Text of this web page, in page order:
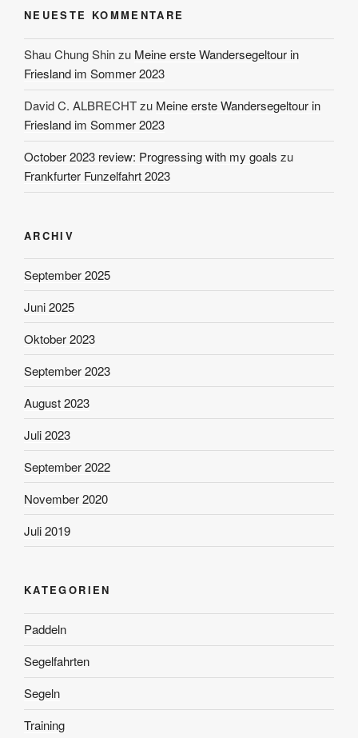
NEUESTE KOMMENTARE
Shau Chung Shinzu Meine erste Wandersegeltour in
Friesland im Sommer 2023
David C. ALBRECHTzu Meine erste Wandersegeltour in
Friesland im Sommer 2023
October 2023 review: Progressing with my goals zu
Frankfurter Funzelfahrt 2023
ARCHIV
September 2025
Juni 2025
Oktober 2023
September 2023
August 2023
Juli 2023
September 2022
November 2020
Juli 2019
KATEGORIEN
Paddeln
Segelfahrten
Segeln
Training